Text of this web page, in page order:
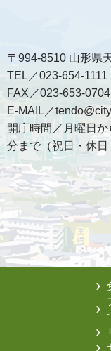
〒994-8510 山形県
TEL／023-654-1111
FAX／023-653-0704
E-MAIL／
開庁時間／月曜日
分まで（祝日・休日